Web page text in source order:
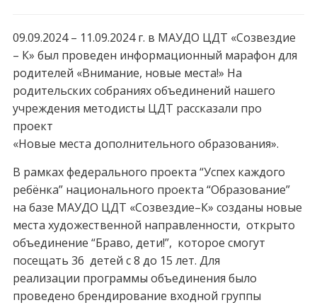
09.09.2024 – 11.09.2024 г. в МАУДО ЦДТ «Созвездие
– К» был проведен информационный марафон для
родителей «Внимание, новые места!» На
родительских собраниях объединений нашего
учреждения методисты ЦДТ рассказали про
проект
«Новые места дополнительного образования».
В рамках федерального проекта “Успех каждого
ребёнка” национального проекта “Образование”
на базе МАУДО ЦДТ «Созвездие–К» созданы новые
места художественной направленности, открыто
объединение “Браво, дети!”, которое смогут
посещать 36 детей с 8 до 15 лет. Для
реализации программы объединения было
проведено брендирование входной группы